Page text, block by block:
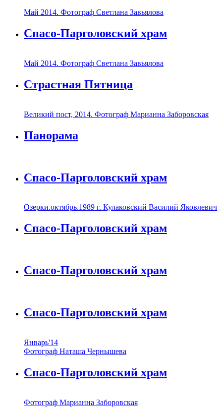
Май 2014. Фотограф Светлана Завьялова
Спасо-Парголовский храм
Май 2014. Фотограф Светлана Завьялова
Страстная Пятница
Великий пост, 2014. Фотограф Марианна Заборовская
Панорама
Спасо-Парголовский храм
Озерки.октябрь.1989 г. Кулаковский Василий Яковлевич
Спасо-Парголовский храм
Спасо-Парголовский храм
Спасо-Парголовский храм
Январь'14
Фотограф Наташа Чернышева
Спасо-Парголовский храм
Фотограф Марианна Заборовская